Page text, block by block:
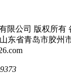
限公司 版权所有
东省青岛市胶州